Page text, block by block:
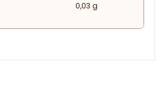
0,03 g